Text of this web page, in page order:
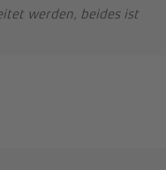
werden, beides ist